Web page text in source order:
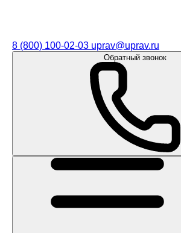
8 (800) 100-02-03 uprav@uprav.ru
Обратный звонок